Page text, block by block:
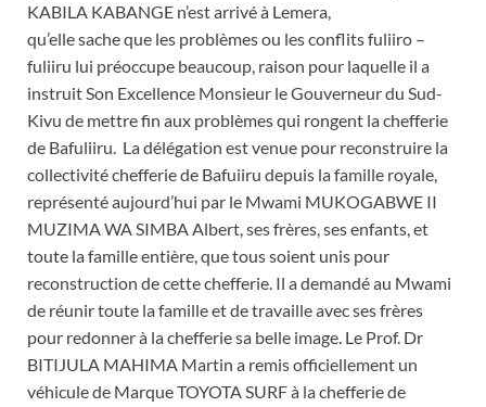
KABILA KABANGE n’est arrivé à Lemera,
qu’elle sache que les problèmes ou les conflits fuliiro –
fuliiru lui préoccupe beaucoup, raison pour laquelle il a
instruit Son Excellence Monsieur le Gouverneur du Sud-
Kivu de mettre fin aux problèmes qui rongent la chefferie
de Bafuliiru. La délégation est venue pour reconstruire la
collectivité chefferie de Bafuiiru depuis la famille royale,
représenté aujourd’hui par le Mwami MUKOGABWE II
MUZIMA WA SIMBA Albert, ses frères, ses enfants, et
toute la famille entière, que tous soient unis pour
reconstruction de cette chefferie. Il a demandé au Mwami
de réunir toute la famille et de travaille avec ses frères
pour redonner à la chefferie sa belle image. Le Prof. Dr
BITIJULA MAHIMA Martin a remis officiellement un
véhicule de Marque TOYOTA SURF à la chefferie de